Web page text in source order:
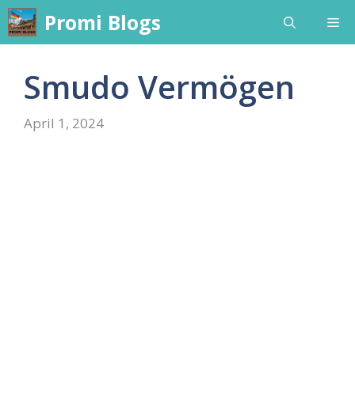
Skip
to
content
Promi Blogs
Smudo Vermögen
April 1, 2024